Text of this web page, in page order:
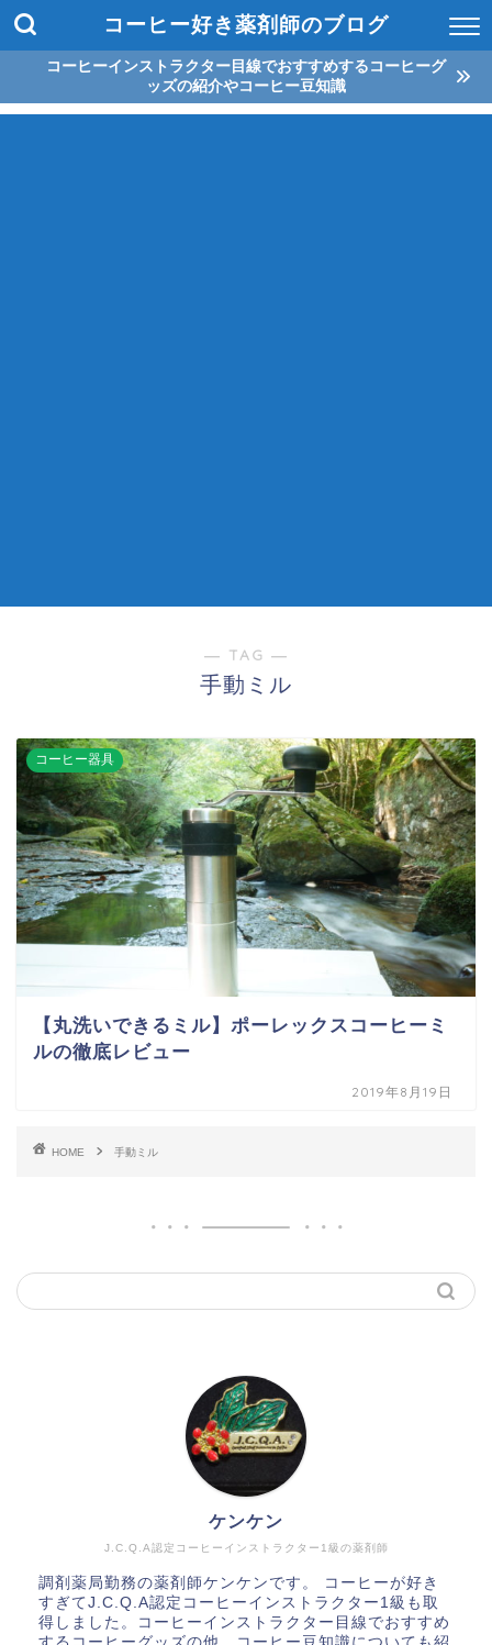
コーヒー好き薬剤師のブログ
コーヒーインストラクター目線でおすすめするコーヒーグ
ッズの紹介やコーヒー豆知識
― TAG ―
手動ミル
コーヒー器具
【丸洗いできるミル】ポーレックスコーヒーミ
ルの徹底レビュー
2019年8月19日
HOME 手動ミル
J.C.Q.A認定コーヒーインストラクター1級の薬剤師
ケンケン
調剤薬局勤務の薬剤師ケンケンです。 コーヒーが好き
すぎてJ.C.Q.A認定コーヒーインストラクター1級も取
得しました。コーヒーインストラクター目線でおすすめ